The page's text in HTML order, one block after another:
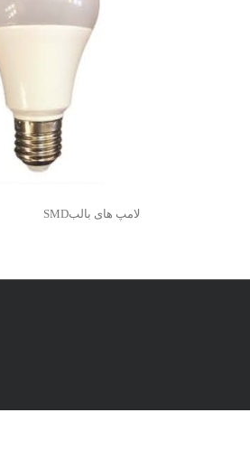
لامپ های بالبSMD